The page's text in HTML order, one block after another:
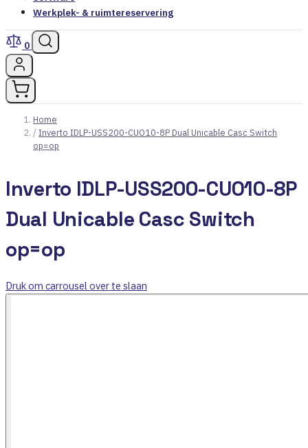
Werkplek- & ruimtereservering
0
Home
/ Inverto IDLP-USS200-CUO10-8P Dual Unicable Casc Switch
op=op
Inverto IDLP-USS200-CUO10-8P
Dual Unicable Casc Switch
op=op
Druk om carrousel over te slaan